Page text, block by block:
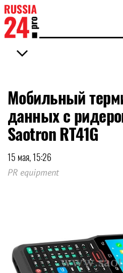
Мобильный
данных с
Saotron RT41G
15 мая, 15:26
PR equipment